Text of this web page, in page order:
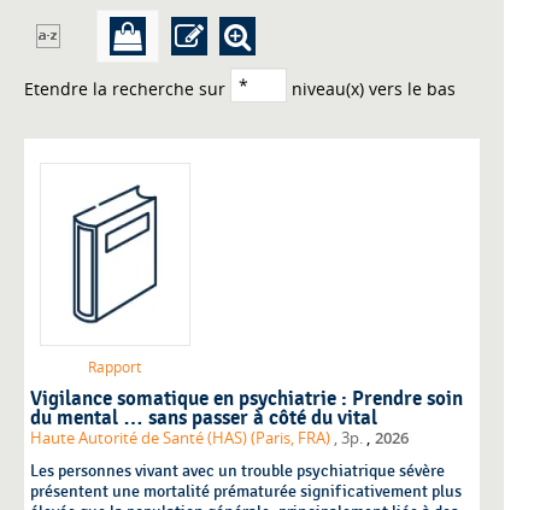
Etendre la recherche sur niveau(x) vers le bas
Rapport
Vigilance somatique en psychiatrie : Prendre soin
du mental … sans passer à côté du vital
Haute Autorité de Santé (HAS) (Paris, FRA) , 3p. , 2026
Les personnes vivant avec un trouble psychiatrique sévère
présentent une mortalité prématurée significativement plus